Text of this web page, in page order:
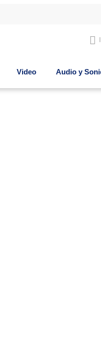
Video Audio y